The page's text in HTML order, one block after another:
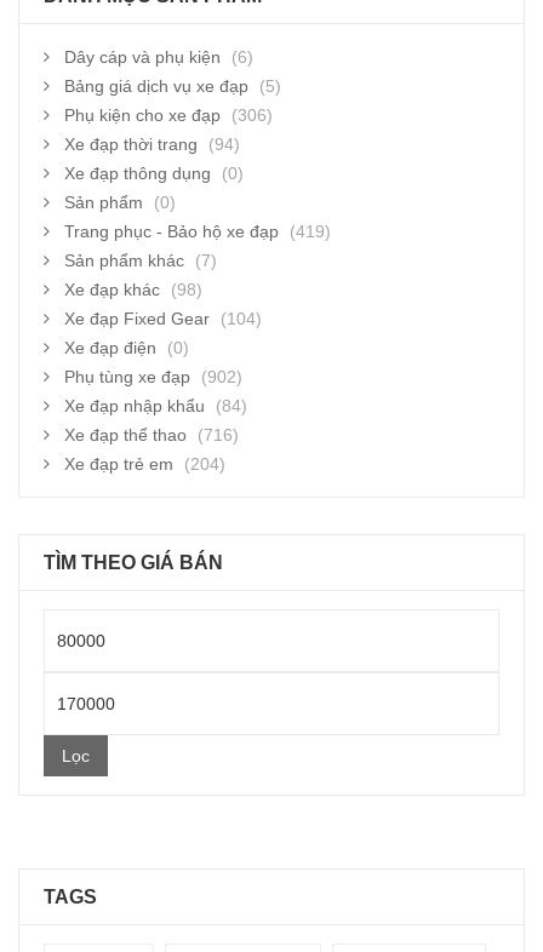
Dây cáp và phụ kiện
(6)
Bảng giá dịch vụ xe đạp
(5)
Phụ kiện cho xe đạp
(306)
Xe đạp thời trang
(94)
Xe đạp thông dụng
(0)
Sản phẩm
(0)
Trang phục - Bảo hộ xe đạp
(419)
Sản phẩm khác
(7)
Xe đạp khác
(98)
Xe đạp Fixed Gear
(104)
Xe đạp điện
(0)
Phụ tùng xe đạp
(902)
Xe đạp nhập khẩu
(84)
Xe đạp thể thao
(716)
Xe đạp trẻ em
(204)
TÌM THEO GIÁ BÁN
nhất
cao
nhất
Lọc
TAGS